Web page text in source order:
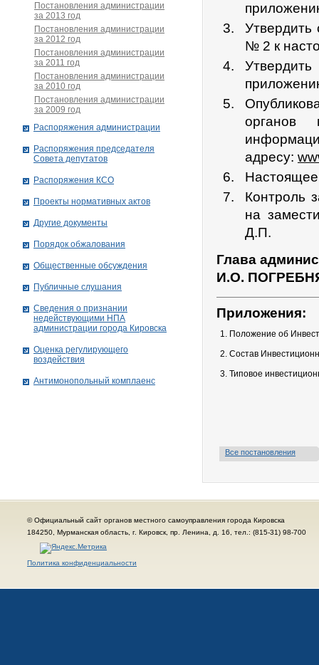
Утвердить
№ 2 к
органов
адресу:
Настоящее
Контроль
на
Д.П.
Глава
И.О.
Приложения:
1. Положение об
2. Cостав
3. Типовое
Все постановления
Постановления администрации
за 2013 год
Постановления администрации
за 2012 год
Постановления администрации
за 2011 год
Постановления администрации
за 2010 год
Постановления администрации
за 2009 год
Распоряжения администрации
Распоряжения председателя
Совета депутатов
Распоряжения КСО
Проекты нормативных актов
Другие документы
Порядок обжалования
Общественные обсуждения
Публичные слушания
Сведения о признании
недействующими НПА
администрации города Кировскa
Оценка регулирующего
воздействия
Антимонопольный комплаенс
© Официальный сайт органов местного самоуправления города Кировска
184250, Мурманская область, г. Кировск, пр. Ленина, д. 16, тел.: (815-31) 98-700
Политика конфиденциальности